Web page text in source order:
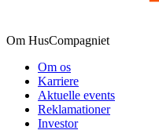
Om HusCompagniet
Om os
Karriere
Aktuelle events
Reklamationer
Investor